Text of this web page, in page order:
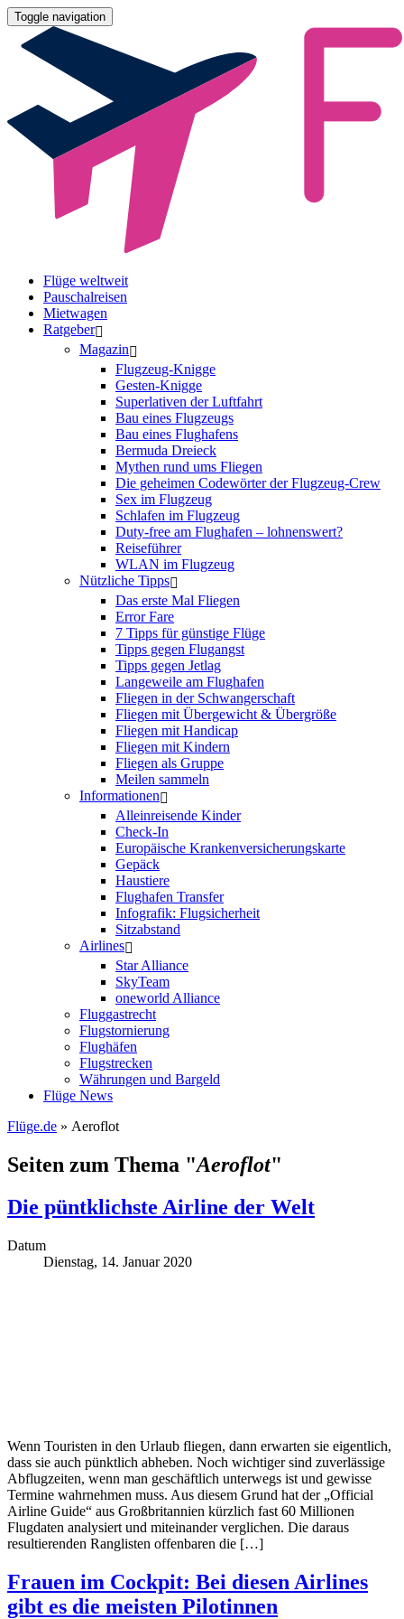
Toggle navigation
Flüge weltweit
Pauschalreisen
Mietwagen
Ratgeber
Magazin
Flugzeug-Knigge
Gesten-Knigge
Superlativen der Luftfahrt
Bau eines Flugzeugs
Bau eines Flughafens
Bermuda Dreieck
Mythen rund ums Fliegen
Die geheimen Codewörter der Flugzeug-Crew
Sex im Flugzeug
Schlafen im Flugzeug
Duty-free am Flughafen – lohnenswert?
Reiseführer
WLAN im Flugzeug
Nützliche Tipps
Das erste Mal Fliegen
Error Fare
7 Tipps für günstige Flüge
Tipps gegen Flugangst
Tipps gegen Jetlag
Langeweile am Flughafen
Fliegen in der Schwangerschaft
Fliegen mit Übergewicht & Übergröße
Fliegen mit Handicap
Fliegen mit Kindern
Fliegen als Gruppe
Meilen sammeln
Informationen
Alleinreisende Kinder
Check-In
Europäische Krankenversicherungskarte
Gepäck
Haustiere
Flughafen Transfer
Infografik: Flugsicherheit
Sitzabstand
Airlines
Star Alliance
SkyTeam
oneworld Alliance
Fluggastrecht
Flugstornierung
Flughäfen
Flugstrecken
Währungen und Bargeld
Flüge News
Flüge.de » Aeroflot
Seiten zum Thema "Aeroflot"
Die püntklichste Airline der Welt
Datum
Dienstag, 14. Januar 2020
Wenn Touristen in den Urlaub fliegen, dann erwarten sie eigentlich,
dass sie auch pünktlich abheben. Noch wichtiger sind zuverlässige
Abflugzeiten, wenn man geschäftlich unterwegs ist und gewisse
Termine wahrnehmen muss. Aus diesem Grund hat der „Official
Airline Guide“ aus Großbritannien kürzlich fast 60 Millionen
Flugdaten analysiert und miteinander verglichen. Die daraus
resultierenden Ranglisten offenbaren die […]
Frauen im Cockpit: Bei diesen Airlines
gibt es die meisten Pilotinnen